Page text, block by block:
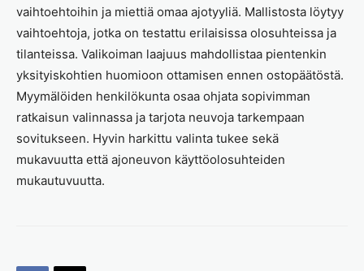
vaihtoehtoihin ja miettiä omaa ajotyyliä. Mallistosta löytyy
vaihtoehtoja, jotka on testattu erilaisissa olosuhteissa ja
tilanteissa. Valikoiman laajuus mahdollistaa pientenkin
yksityiskohtien huomioon ottamisen ennen ostopäätöstä.
Myymälöiden henkilökunta osaa ohjata sopivimman
ratkaisun valinnassa ja tarjota neuvoja tarkempaan
sovitukseen. Hyvin harkittu valinta tukee sekä
mukavuutta että ajoneuvon käyttöolosuhteiden
mukautuvuutta.